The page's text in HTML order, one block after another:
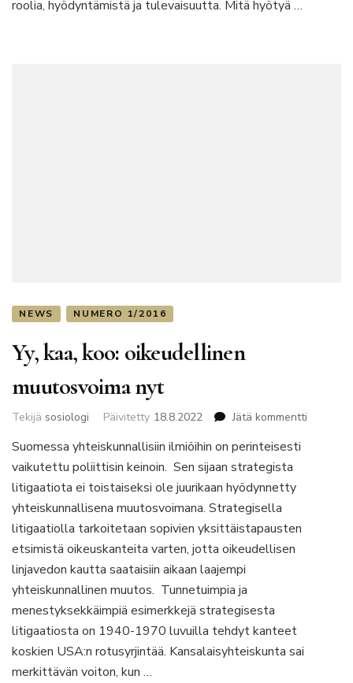
roolia, hyödyntämistä ja tulevaisuutta. Mitä hyötyä …
NEWS NUMERO 1/2016
Yy, kaa, koo: oikeudellinen
muutosvoima nyt
Tekijä sosiologi Päivitetty 18.8.2022 Jätä kommentti
Suomessa yhteiskunnallisiin ilmiöihin on perinteisesti
vaikutettu poliittisin keinoin. Sen sijaan strategista
litigaatiota ei toistaiseksi ole juurikaan hyödynnetty
yhteiskunnallisena muutosvoimana. Strategisella
litigaatiolla tarkoitetaan sopivien yksittäistapausten
etsimistä oikeuskanteita varten, jotta oikeudellisen
linjavedon kautta saataisiin aikaan laajempi
yhteiskunnallinen muutos. Tunnetuimpia ja
menestyksekkäimpiä esimerkkejä strategisesta
litigaatiosta on 1940-1970 luvuilla tehdyt kanteet
koskien USA:n rotusyrjintää. Kansalaisyhteiskunta sai
merkittävän voiton, kun …